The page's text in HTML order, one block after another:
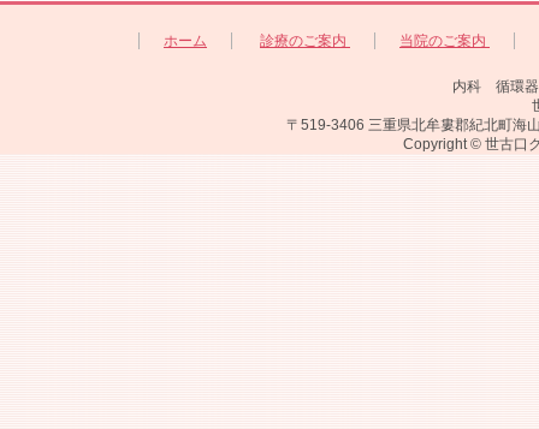
ホーム 診療のご案内 当院のご案内
内科 循環
〒519-3406 三重県北牟婁郡紀北町海
Copyright © 世古口